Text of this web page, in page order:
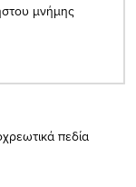
μνήμης
πεδία